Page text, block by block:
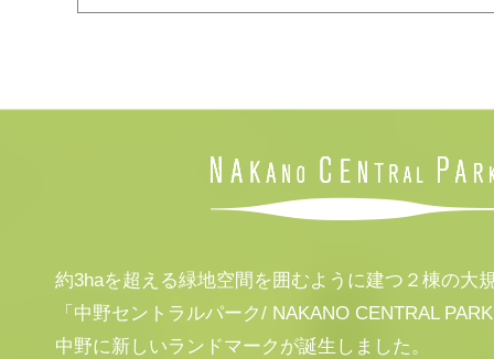
約3haを超える緑地空間を囲むように建つ２棟の大
「中野セントラルパーク/ NAKANO CENTRAL
中野に新しいランドマークが誕生しました。